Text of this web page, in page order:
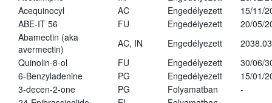
Acequinocyl
AC Engedélyezett
15/11/
ABE-IT 56
FU Engedélyezett
20/05/
Abamectin (aka
avermectin)
AC, IN Engedélyezett
Quinolin-8-ol
FU Engedélyezett
30/06/
6-Benzyladenine
PG Engedélyezett
15/01/
3-decen-2-one
PG Folyamatban
-